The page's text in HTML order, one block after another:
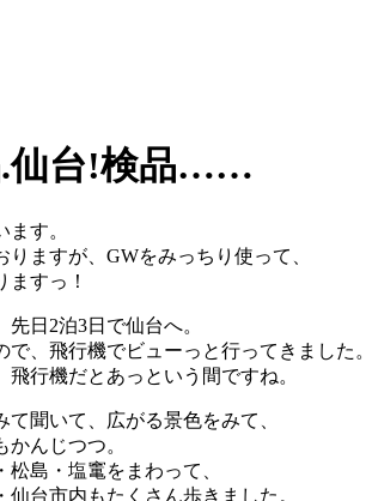
.仙台!検品……
す。
りますが、GWをみっちり使って、
ますっ！
日2泊3日で仙台へ。
で、飛行機でビューっと行ってきました。
行機だとあっという間ですね。
て聞いて、広がる景色をみて、
んじつつ。
松島・塩竃をまわって、
仙台市内もたくさん歩きました。